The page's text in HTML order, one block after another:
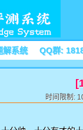
解系统 QQ群:
时间限制: